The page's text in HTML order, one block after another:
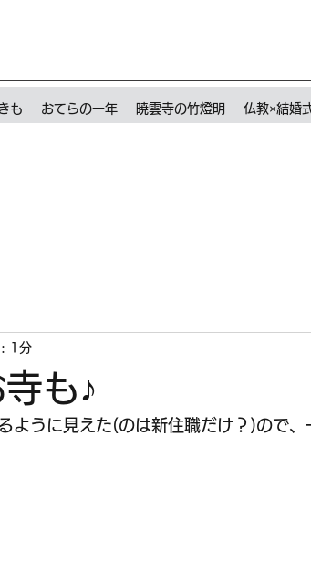
も おてらの一年 暁雲寺の竹燈明 仏教×結婚
も♪
: 1分
うに見えた(のは新住職だけ？)ので、